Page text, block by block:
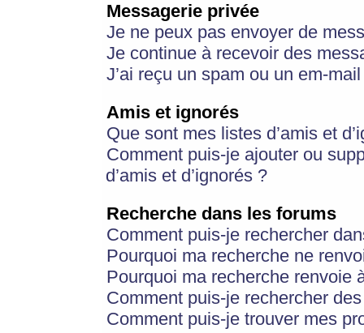
Messagerie privée
Je ne peux pas envoyer de
Je continue à recevoir des
J’ai reçu un spam ou un em-
Amis et ignorés
Que sont mes listes d’amis et
Comment puis-je ajouter ou
d’amis et d’ignorés ?
Recherche dans les forums
Comment puis-je rechercher
Pourquoi ma recherche ne
Pourquoi ma recherche renvoie
Comment puis-je rechercher
Comment puis-je trouver mes